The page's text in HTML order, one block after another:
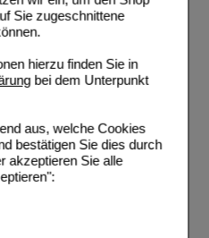
Sie zugeschnittene
hierzu finden Sie in
bei dem Unterpunkt
aus, welche Cookies
bestätigen Sie dies durch
akzeptieren Sie alle